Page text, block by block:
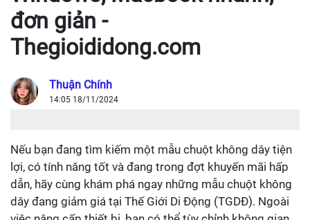
đơn giản -
Thegioididong.com
Thuận Chính
14:05 18/11/2024
Nếu bạn đang tìm kiếm một mẫu chuột không dây tiện
lợi, có tính năng tốt và đang trong đợt khuyến mãi hấp
dẫn, hãy cùng khám phá ngay những mẫu chuột không
dây đang giảm giá tại Thế Giới Di Động (TGDĐ). Ngoài